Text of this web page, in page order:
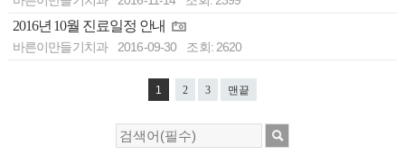
2016년 10월 진료일정 안내
바른이만들기치과 2016-09-30 조회: 2620
1 2 3 맨끝